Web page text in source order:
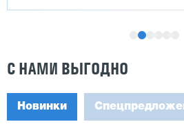
С НАМИ ВЫГОДНО
Новинки